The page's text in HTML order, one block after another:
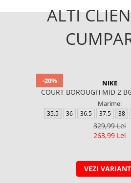
ALTI
-20% NIKE
COURT BOROUGH MID 2
Marime:
35.5 36 36.5 37.5 38
329,99 Lei
263,99 Lei
VEZI